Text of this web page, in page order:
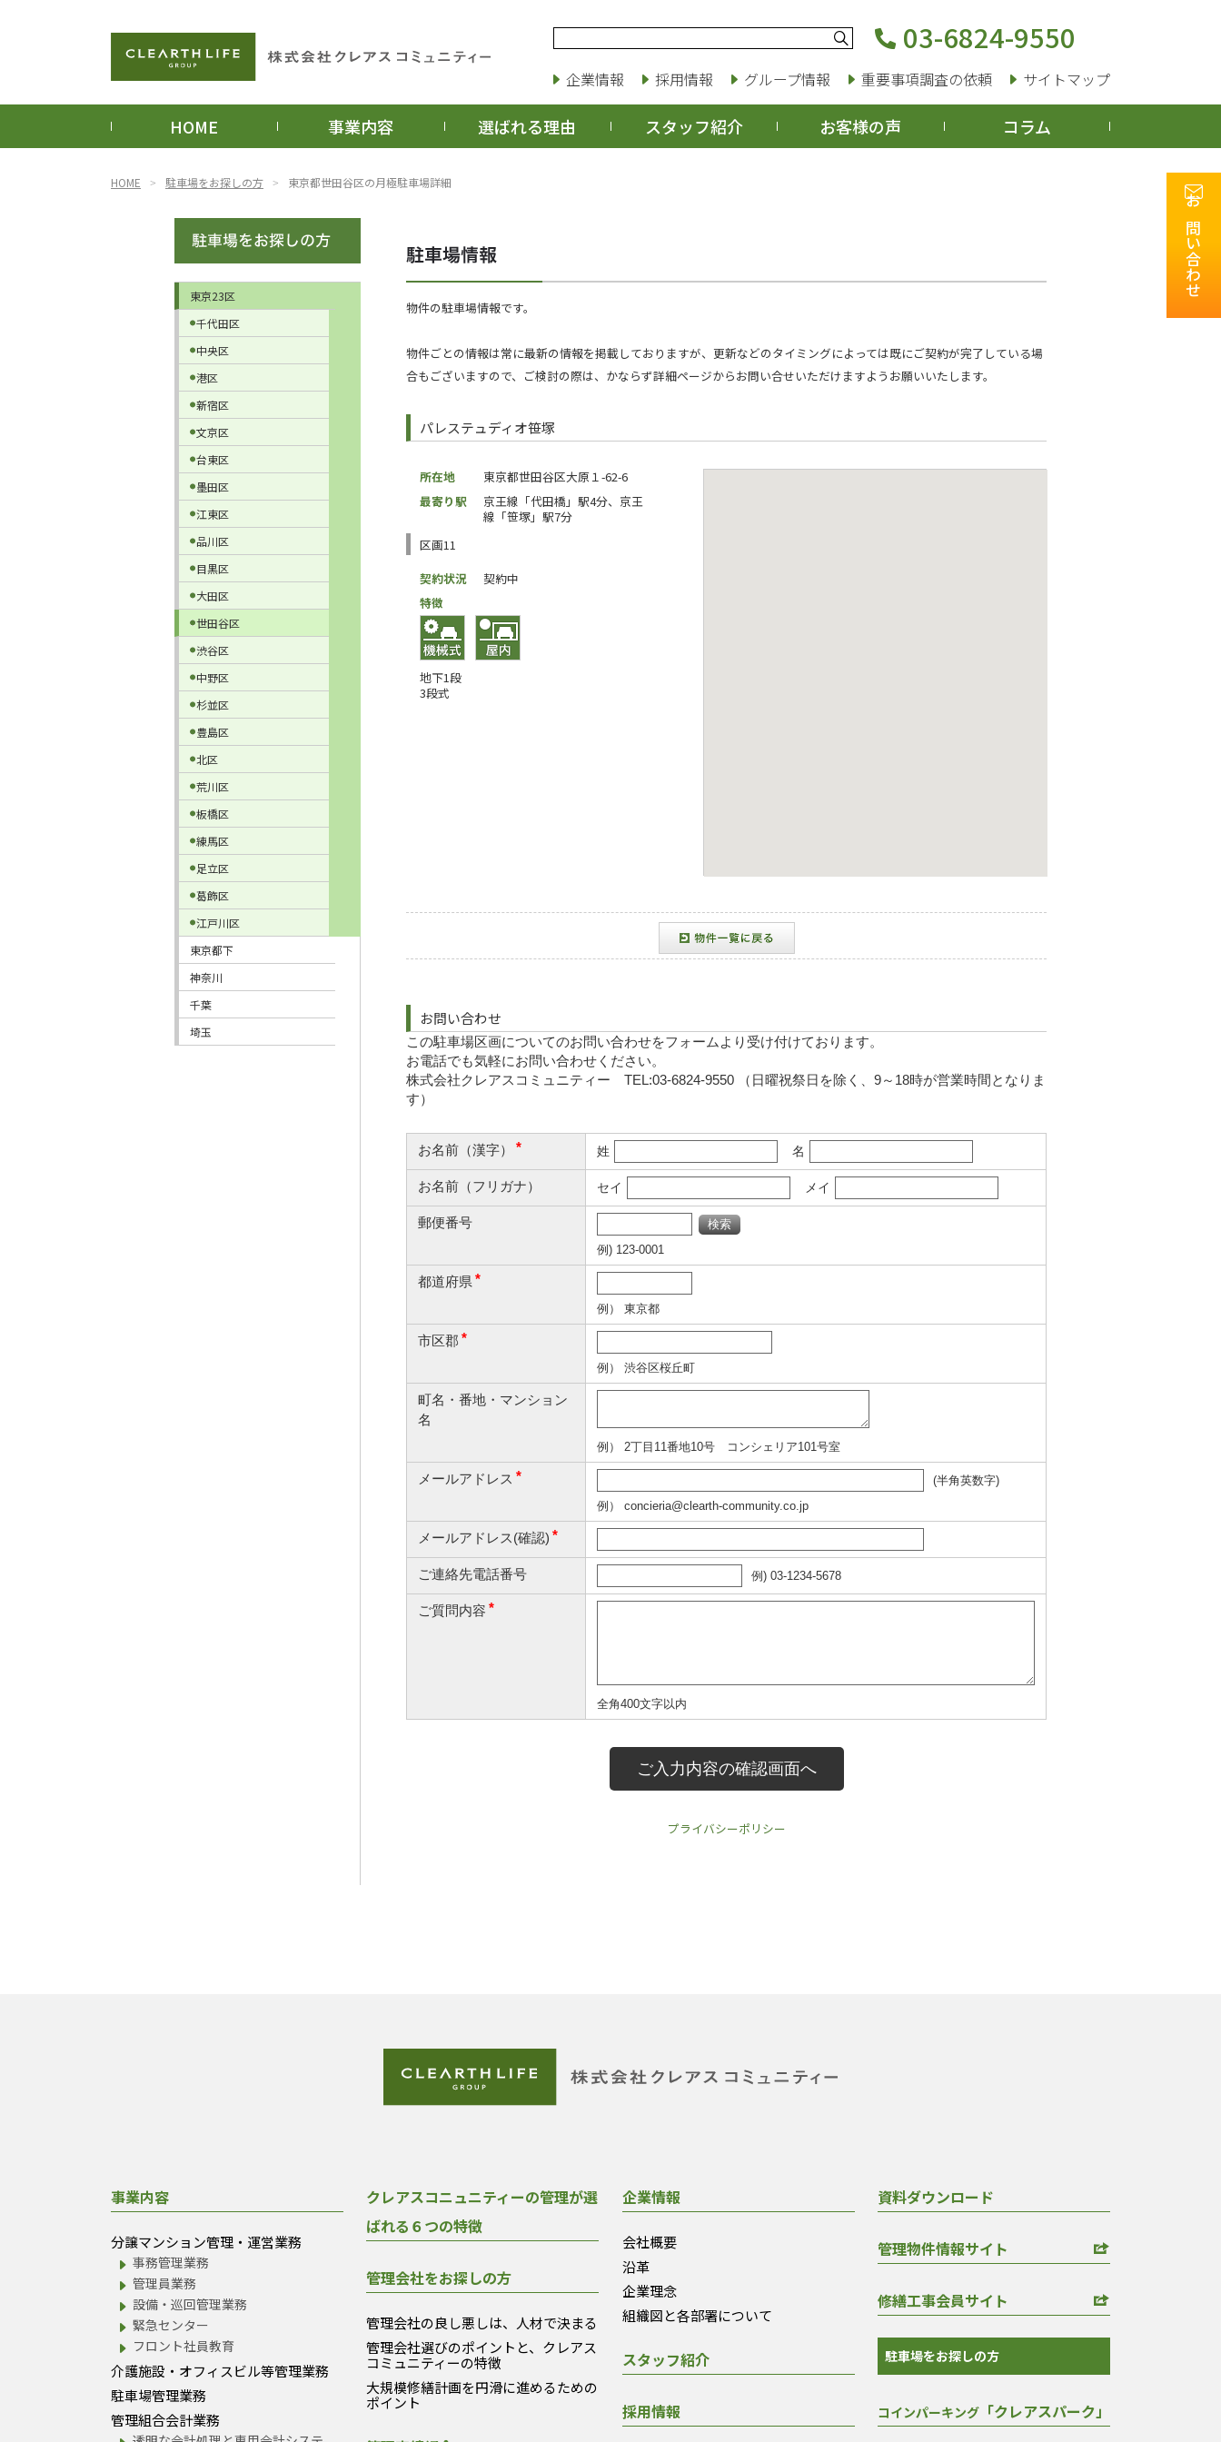
03-6824-9550
企業情報 採用情報 グループ情報 重要事項調査の依頼 サイトマップ
お問い合わせ
HOME 事業内容 選ばれる理由 スタッフ紹介 お客様の声 コラム
HOME 駐車場をお探しの方 東京都世田谷区の月極駐車場詳細
物件の駐車場情報です。
物件ごとの情報は常に最新の情報を掲載しておりますが、更新などのタイミングによっては既にご契約が完了している場
合もございますので、ご検討の際は、かならず詳細ページからお問い合せいただけますようお願いいたします。
パレステュディオ笹塚
所在地
東京都世田谷区大原１-62-6
最寄り駅
京王線「代田橋」駅4分、京王
線「笹塚」駅7分
区画11
契約状況
契約中
特徴
地下1段
3段式
お問い合わせ
プライバシーポリシー
東京23区
千代田区
中央区
港区
新宿区
文京区
台東区
墨田区
江東区
品川区
目黒区
大田区
世田谷区
渋谷区
中野区
杉並区
豊島区
北区
荒川区
板橋区
練馬区
足立区
葛飾区
江戸川区
東京都下
神奈川
千葉
埼玉
事業内容
分譲マンション管理・運営業務
事務管理業務
管理員業務
設備・巡回管理業務
緊急センター
フロント社員教育
介護施設・オフィスビル等管理業務
駐車場管理業務
管理組合会計業務
クレアスコニュニティーの管理が選
ばれる６つの特徴
管理会社をお探しの方
管理会社の良し悪しは、人材で決まる
管理会社選びのポイントと、クレアス
コミュニティーの特徴
大規模修繕計画を円滑に進めるための
ポイント
企業情報
会社概要
沿革
企業理念
組織図と各部署について
スタッフ紹介
採用情報
資料ダウンロード
管理物件情報サイト
修繕工事会員サイト
駐車場をお探しの方
コインパーキング「クレアスパーク」